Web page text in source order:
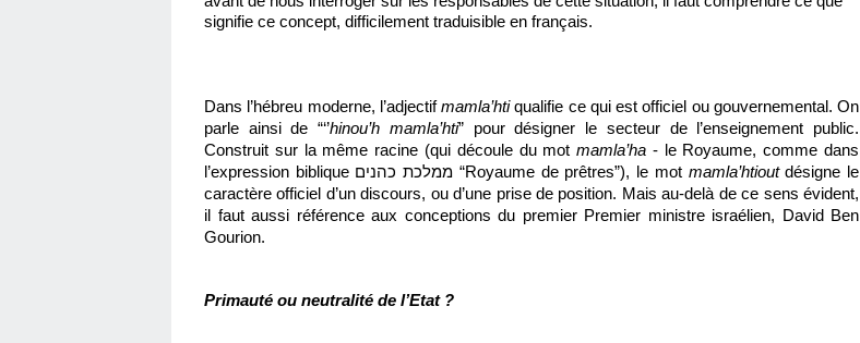
signifie ce concept, difficilement traduisible en français.
Dans l’hébreu moderne, l’adjectif mamla’hti qualifie ce qui est officiel ou gouvernemental. On
parle ainsi de “‘’hinou’h mamla’hti” pour désigner le secteur de l’enseignement public.
Construit sur la même racine (qui découle du mot mamla’ha - le Royaume, comme dans
l’expression biblique ממלכת כהנים “Royaume de prêtres”), le mot mamla’htiout désigne le
caractère officiel d’un discours, ou d’une prise de position. Mais au-delà de ce sens évident,
il faut aussi référence aux conceptions du premier Premier ministre israélien, David Ben
Gourion.
Primauté ou neutralité de l’Etat ?